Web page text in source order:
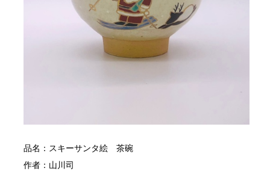
品名：スキーサンタ絵 茶碗
作者：山川司